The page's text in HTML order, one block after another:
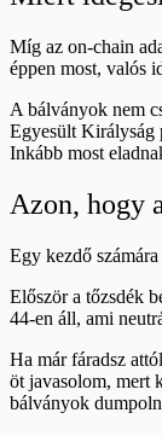
Míg az on-chain
éppen most, valós
A bálványok nem
Egyesült Királyság
Inkább most
Azon, hogy
Egy kezdő
Először a tőzsdék
44-en áll, ami
Ha már fáradsz
öt javasolom, mert
bálványok